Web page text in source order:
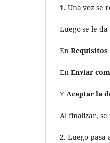
1. Una vez se
Luego se le da
En Requisitos
En Enviar
Y Aceptar la
Al finalizar, se
2. Luego pasa